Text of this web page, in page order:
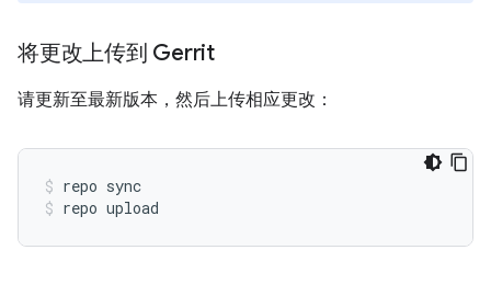
将更改上传到 Gerrit
请更新至最新版本，然后上传相应更改：
repo sync
repo upload